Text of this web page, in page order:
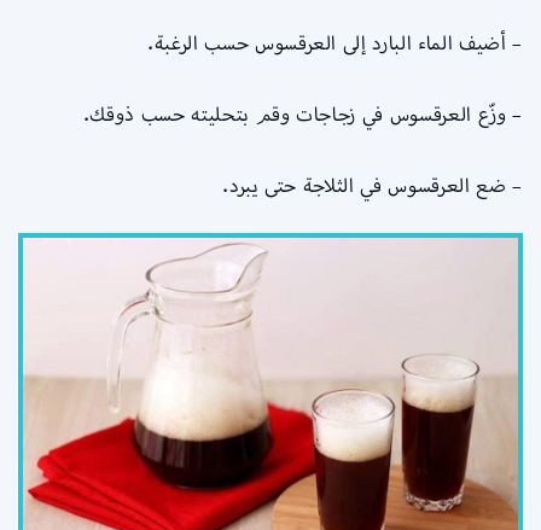
– أضيف الماء البارد إلى العرقسوس حسب الرغبة.
– وزّع العرقسوس في زجاجات وقم بتحليته حسب ذوقك.
– ضع العرقسوس في الثلاجة حتى يبرد.